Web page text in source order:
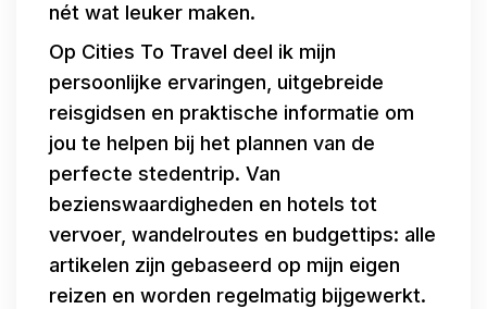
nét wat leuker maken.
Op Cities To Travel deel ik mijn
persoonlijke ervaringen, uitgebreide
reisgidsen en praktische informatie om
jou te helpen bij het plannen van de
perfecte stedentrip. Van
bezienswaardigheden en hotels tot
vervoer, wandelroutes en budgettips: alle
artikelen zijn gebaseerd op mijn eigen
reizen en worden regelmatig bijgewerkt.